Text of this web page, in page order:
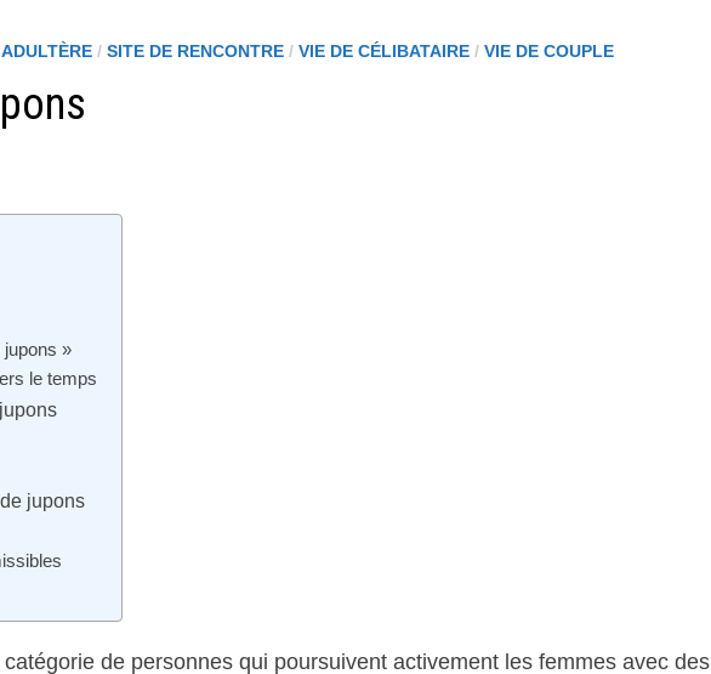
/SITE DE RENCONTRE /VIE DE CÉLIBATAIRE /VIE DE COUPLE
jupons »
le temps
jupons
de personnes qui poursuivent activement les femmes avec des